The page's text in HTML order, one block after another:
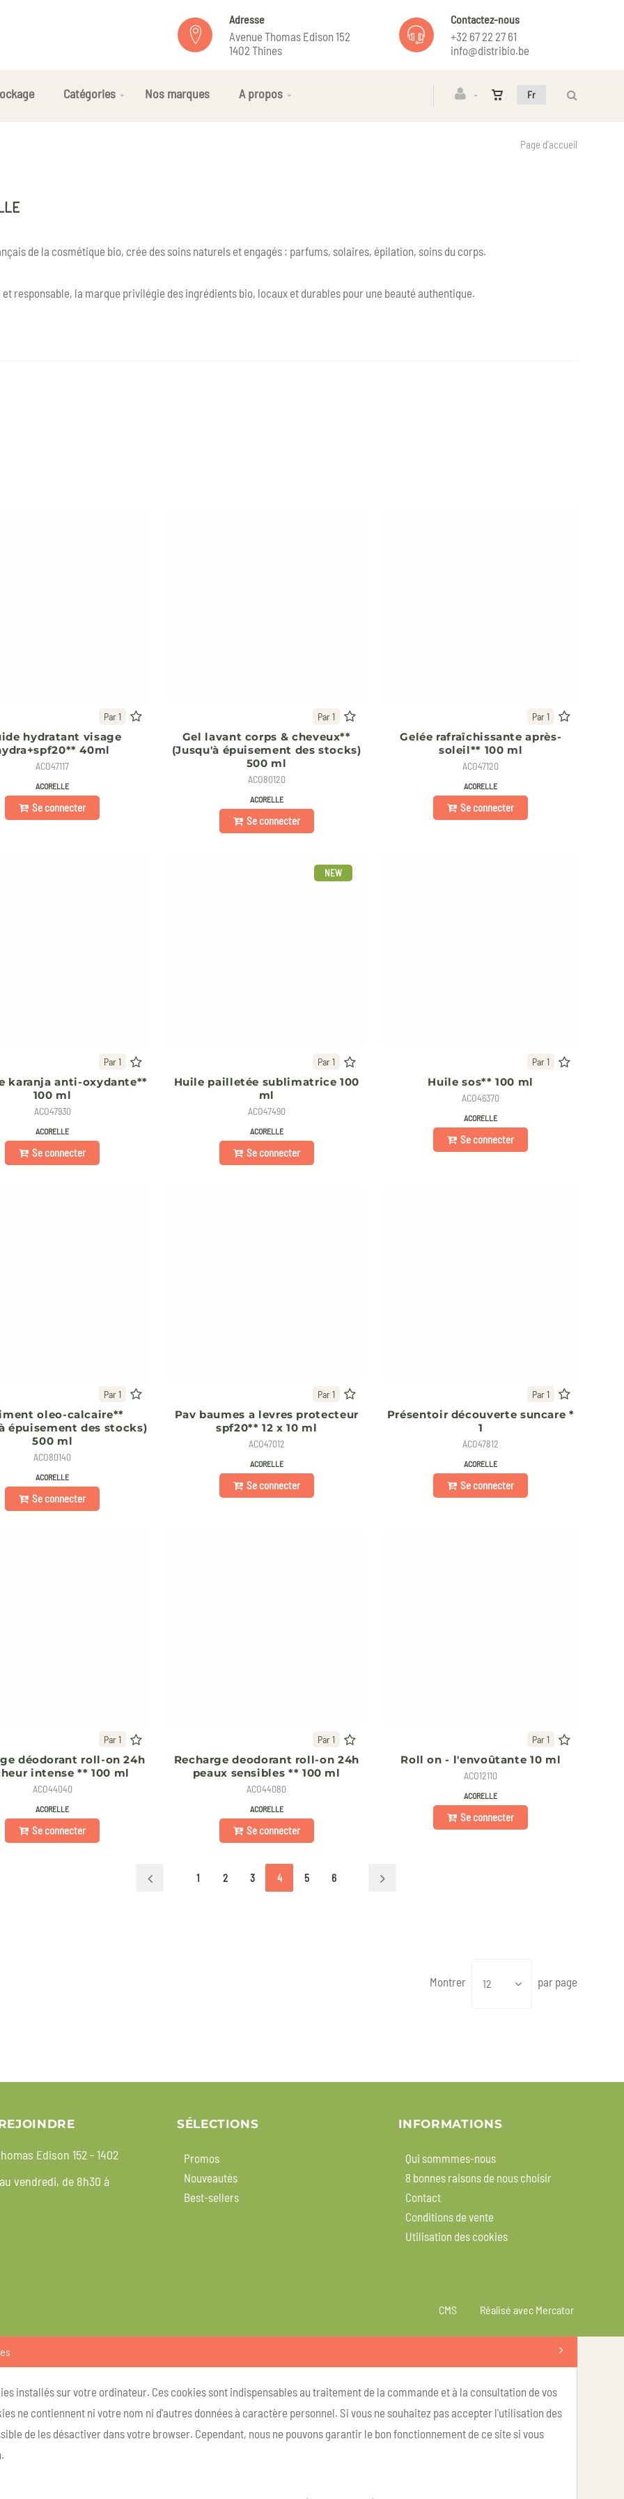
Adresse
Avenue Thomas Edison 152
1402 Thines
Contactez-nous
+32 67 22 27 61
info@distribio.be
Fr
Catégories Nos marques A propos
Page d'accueil
de la cosmétique bio, crée des soins naturels et engagés : parfums, solaires, épilation, soins du corps.
responsable, la marque privilégie des ingrédients bio, locaux et durables pour une beauté authentique.
Par 1
hydratant visage
40ml
ACO47117
ACORELLE
Se connecter
Par 1
Gel lavant corps & cheveux**
(Jusqu'à épuisement des stocks)
500 ml
ACO80120
ACORELLE
Se connecter
Par 1
Gelée rafraîchissante après-
soleil** 100 ml
ACO47120
ACORELLE
Se connecter
Par 1
karanja anti-oxydante**
100 ml
ACO47930
ACORELLE
Se connecter
NEW
Par 1
Huile pailletée sublimatrice 100
ml
ACO47490
ACORELLE
Se connecter
Par 1
Huile sos** 100 ml
ACO46370
ACORELLE
Se connecter
Par 1
oleo-calcaire**
épuisement des stocks)
500 ml
ACO80140
ACORELLE
Se connecter
Par 1
Pav baumes a levres protecteur
spf20** 12 x 10 ml
ACO47012
ACORELLE
Se connecter
Par 1
Présentoir découverte suncare *
1
ACO47812
ACORELLE
Se connecter
Par 1
déodorant roll-on 24h
intense ** 100 ml
ACO44040
ACORELLE
Se connecter
Par 1
Recharge deodorant roll-on 24h
peaux sensibles ** 100 ml
ACO44080
ACORELLE
Se connecter
Par 1
Roll on - l'envoûtante 10 ml
ACO12110
ACORELLE
Se connecter
1 2 3 4 5 6
Montrer 12 par page
Edison 152 - 1402
vendredi, de 8h30 à
SÉLECTIONS
Promos
Nouveautés
Best-sellers
INFORMATIONS
Qui sommmes-nous
8 bonnes raisons de nous choisir
Contact
Conditions de vente
Utilisation des cookies
CMS Réalisé avec Mercator
installés sur votre ordinateur. Ces cookies sont indispensables au traitement de la commande et à la consultation de vos
ne contiennent ni votre nom ni d'autres données à caractère personnel. Si vous ne souhaitez pas accepter l'utilisation des
de les désactiver dans votre browser. Cependant, nous ne pouvons garantir le bon fonctionnement de ce site si vous